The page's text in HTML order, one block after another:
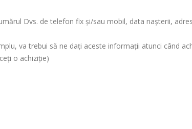
Dvs. de telefon fix și/sau mobil, data nașterii,
va trebui să ne dați aceste informații atunci când
o achiziție)